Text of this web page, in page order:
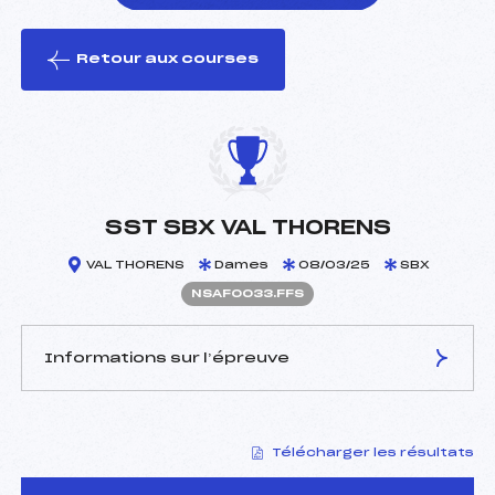
le ski
Retour aux courses
SST SBX VAL THORENS
VAL THORENS Dames 08/03/25 SBX
NSAF0033.FFS
Informations sur l’épreuve
MEZENTZEFF LOUIS (MB)
Arbitre :
–
Télécharger les résultats